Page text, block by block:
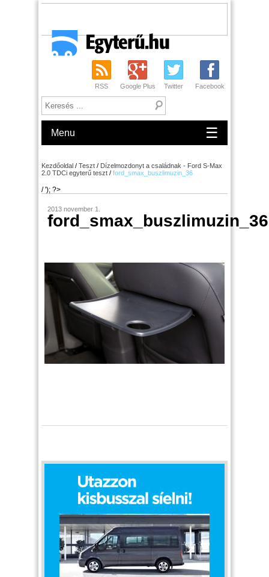
RSS Google Plus Twitter Facebook
Menu ☰
Kezdőoldal / Teszt / Dízelmozdonyt a családnak - Ford S-Max
2.0 TDCi egyterű teszt / ford_smax_buszlimuzin_36
/ '); ?>
2013 november 1.
ford_smax_buszlimuzin_36